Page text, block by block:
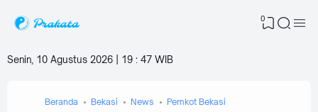
0
Senin, 10 Agustus 2026 | 19 : 47 WIB
Beranda Bekasi News Pemkot Bekasi